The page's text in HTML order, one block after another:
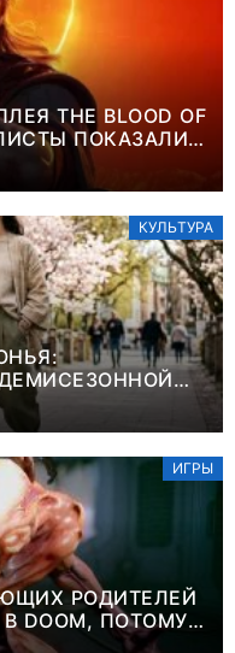
THE BLOOD OF
ПОКАЗАЛИ
CD
КУЛЬТУРА
ПЛАЩА
ИГРЫ
РОДИТЕЛЕЙ
DOOM, ПОТОМУ
ПРО